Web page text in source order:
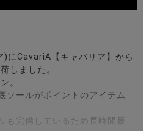
)にCavariA【キャバリア】から
しました。
。
ソールがポイントのアイテム
も完備しているため長時間履